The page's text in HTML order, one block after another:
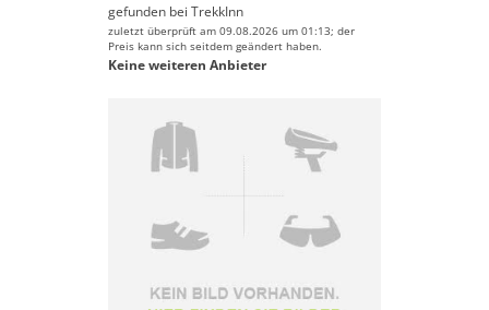
gefunden bei TrekkInn
zuletzt überprüft am 09.08.2026 um 01:13; der
Preis kann sich seitdem geändert haben.
Keine weiteren Anbieter